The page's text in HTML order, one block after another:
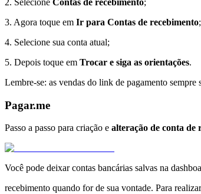
3. Agora toque em Ir para Contas de recebimento;
4. Selecione sua conta atual;
5. Depois toque em Trocar e siga as orientações.
Lembre-se: as vendas do link de pagamento sempre
Pagar.me
Passo a passo para criação e alteração de conta de
Você pode deixar contas bancárias salvas na
recebimento quando for de sua vontade. Para